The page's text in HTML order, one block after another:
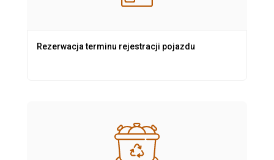
Rezerwacja terminu rejestracji pojazdu